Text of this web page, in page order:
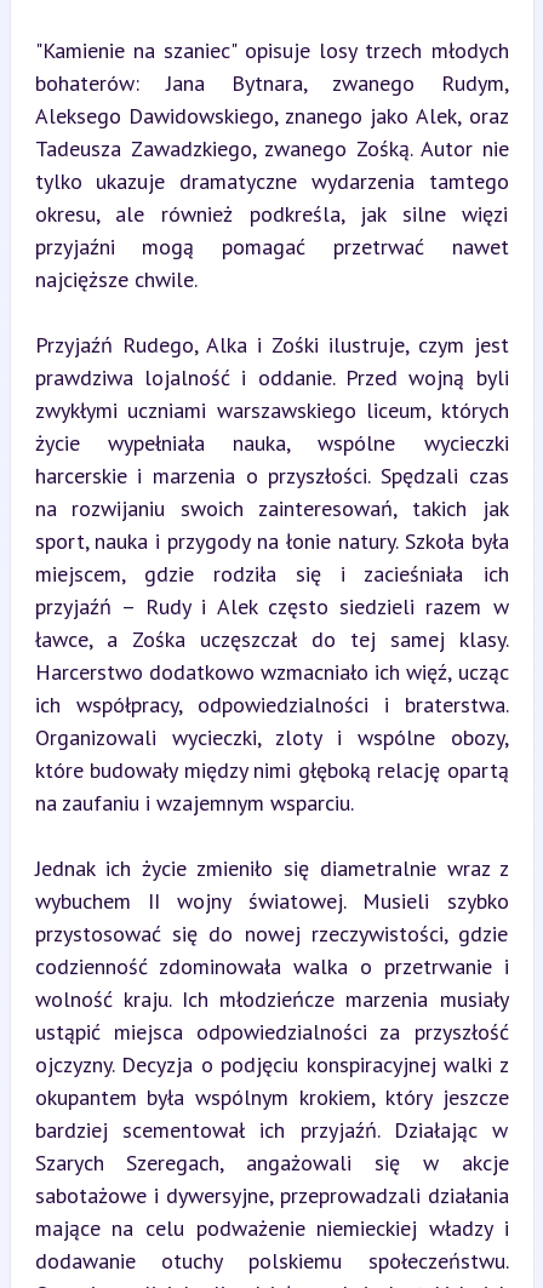
"Kamienie na szaniec" opisuje losy trzech młodych
bohaterów: Jana Bytnara, zwanego Rudym,
Aleksego Dawidowskiego, znanego jako Alek, oraz
Tadeusza Zawadzkiego, zwanego Zośką. Autor nie
tylko ukazuje dramatyczne wydarzenia tamtego
okresu, ale również podkreśla, jak silne więzi
przyjaźni mogą pomagać przetrwać nawet
najcięższe chwile.
Przyjaźń Rudego, Alka i Zośki ilustruje, czym jest
prawdziwa lojalność i oddanie. Przed wojną byli
zwykłymi uczniami warszawskiego liceum, których
życie wypełniała nauka, wspólne wycieczki
harcerskie i marzenia o przyszłości. Spędzali czas
na rozwijaniu swoich zainteresowań, takich jak
sport, nauka i przygody na łonie natury. Szkoła była
miejscem, gdzie rodziła się i zacieśniała ich
przyjaźń – Rudy i Alek często siedzieli razem w
ławce, a Zośka uczęszczał do tej samej klasy.
Harcerstwo dodatkowo wzmacniało ich więź, ucząc
ich współpracy, odpowiedzialności i braterstwa.
Organizowali wycieczki, zloty i wspólne obozy,
które budowały między nimi głęboką relację opartą
na zaufaniu i wzajemnym wsparciu.
Jednak ich życie zmieniło się diametralnie wraz z
wybuchem II wojny światowej. Musieli szybko
przystosować się do nowej rzeczywistości, gdzie
codzienność zdominowała walka o przetrwanie i
wolność kraju. Ich młodzieńcze marzenia musiały
ustąpić miejsca odpowiedzialności za przyszłość
ojczyzny. Decyzja o podjęciu konspiracyjnej walki z
okupantem była wspólnym krokiem, który jeszcze
bardziej scementował ich przyjaźń. Działając w
Szarych Szeregach, angażowali się w akcje
sabotażowe i dywersyjne, przeprowadzali działania
mające na celu podważenie niemieckiej władzy i
dodawanie otuchy polskiemu społeczeństwu.